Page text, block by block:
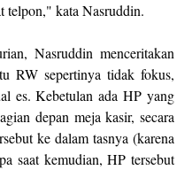
telpon," kata Nasruddin.
Nasruddin menceritakan
RW sepertinya tidak fokus,
es. Kebetulan ada HP yang
depan meja kasir, secara
ke dalam tasnya (karena
saat kemudian, HP tersebut